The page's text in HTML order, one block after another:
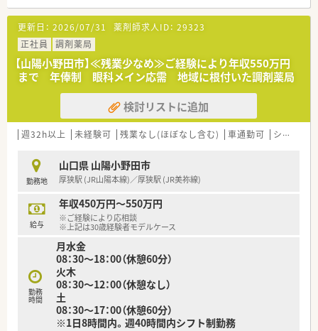
【募集背景と求める人物像について】
■今回は、店舗体制の維持・強化を目的とした、正社員募集とな
ります。
■患者様とのコミュニケーションを大切にし、丁寧な服薬指導が
できる方を歓迎します。
■協調性があり、スタッフと協力して働きやすい職場作りができ
る方を求めています。
【法人特徴について】
■山口県を中心に30店舗以上を展開し、地域社会への貢献を重
■「くるみん」認定や「イクメン応援企業」登録など、子育て支援
に積極的に取り組んでいます。
■有給休暇取得率は90％以上、育休復帰率は100％と、働きやす
さが数字にも表れています。
更新日： 2026/07/31 薬剤師求人ID： 29323
正社員
調剤薬局
【山陽小野田市】≪残業少なめ≫ご経験により年収550万円
まで 年俸制 眼科メイン応需 地域に根付いた調剤薬局
検討リストに追加
週32h以上 未経験可 残業なし(ほぼなし含む) 車通勤可 シフト制
勤務地
山口県 山陽小野田市
厚狭駅 (JR山陽本線)／厚狭駅 (JR美祢線)
給与
年収450万円～550万円
※ご経験により応相談
※上記は30歳経験者モデルケース
勤務
時間
月水金
08：30～18：00（休憩60分）
火木
08：30～12：00（休憩なし）
土
08：30～17：00（休憩60分）
※1日8時間内。週40時間内シフト制勤務